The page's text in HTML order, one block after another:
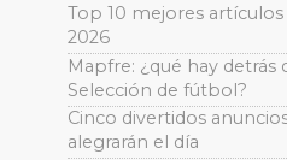
Top 10 mejores
2026
Mapfre: ¿qué hay detrás
Selección de fútbol?
Cinco divertidos
alegrarán el día